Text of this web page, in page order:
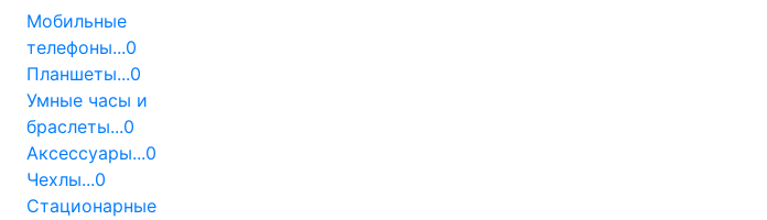
Мобильные
телефоны...0
Планшеты...0
Умные часы и
браслеты...0
Аксессуары...0
Чехлы...0
Стационарные